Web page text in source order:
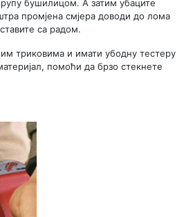
бушилицом. А затим убаците
промјена смјера доводи до лома
са радом.
триковима и имати убодну тестеру
помоћи да брзо стекнете